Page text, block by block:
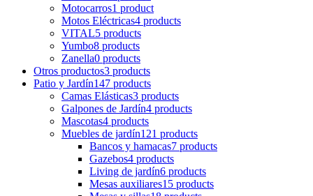
Motocarros1 product
Motos Eléctricas4 products
VITAL5 products
Yumbo8 products
Zanella0 products
Otros productos3 products
Patio y Jardín147 products
Camas Elásticas3 products
Galpones de Jardín4 products
Mascotas4 products
Muebles de jardín121 products
Bancos y hamacas7 products
Gazebos4 products
Living de jardín6 products
Mesas auxiliares15 products